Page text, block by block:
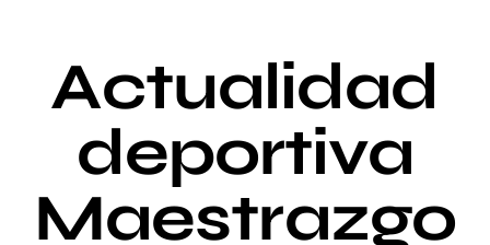
Eventos
Activades
Actualidad
Actualidad
deportiva
Maestrazgo